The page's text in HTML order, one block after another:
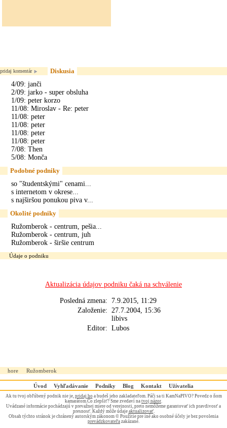
pridaj komentár
Diskusia
4/09: janči
2/09: jarko - super obsluha
1/09: peter korzo
11/08: Miroslav - Re: peter
11/08: peter
11/08: peter
11/08: peter
11/08: peter
7/08: Then
5/08: Monča
Podobné podniky
so "študentskými" cenami...
s internetom v okrese...
s najširšou ponukou piva v...
Okolité podniky
Ružomberok - centrum, pešia...
Ružomberok - centrum, juh
Ružomberok - širšie centrum
Údaje o podniku
Aktualizácia údajov podniku čaká na schválenie
Posledná zmena: 7.9.2015, 11:29
Založenie: 27.7.2004, 15:36
libivs
Editor: Lubos
hore Ružomberok
Úvod Vyhľadávanie Podniky Blog Kontakt Užívatelia
Ak tu tvoj obľúbený podnik nie je, pridaj hoa budeš jeho zakladateľom. Páči sa ti KamNaPIVO? Povedz o ňom
kamarátom.Čo zlepšiť? Sme zvedaví na tvoj názor.
Uvádzané informácie pochádzajú v prevažnej miere od verejnosti, preto nemôžeme garantovať ich pravdivosť a
presnosť. Každý môže údaje aktualizovať.
Obsah týchto stránok je chránený autorským zákonom © Použitie pre iné ako osobné účely je bez povolenia
prevádzkovateľa zakázané.